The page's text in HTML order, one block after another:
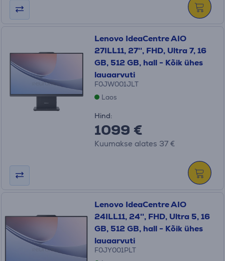
Lenovo IdeaCentre AIO
27ILL11, 27'', FHD, Ultra 7, 16
GB, 512 GB, hall - Kõik ühes
lauaarvuti
F0JW001JLT
Laos
Hind:
1099 €
Kuumakse alates 37 €
Lenovo IdeaCentre AIO
24ILL11, 24'', FHD, Ultra 5, 16
GB, 512 GB, hall - Kõik ühes
lauaarvuti
F0JY001PLT